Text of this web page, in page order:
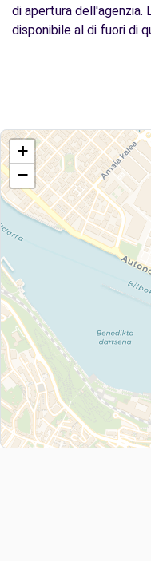
di apertura dell'agenzia.
disponibile al di fuori di
+
−